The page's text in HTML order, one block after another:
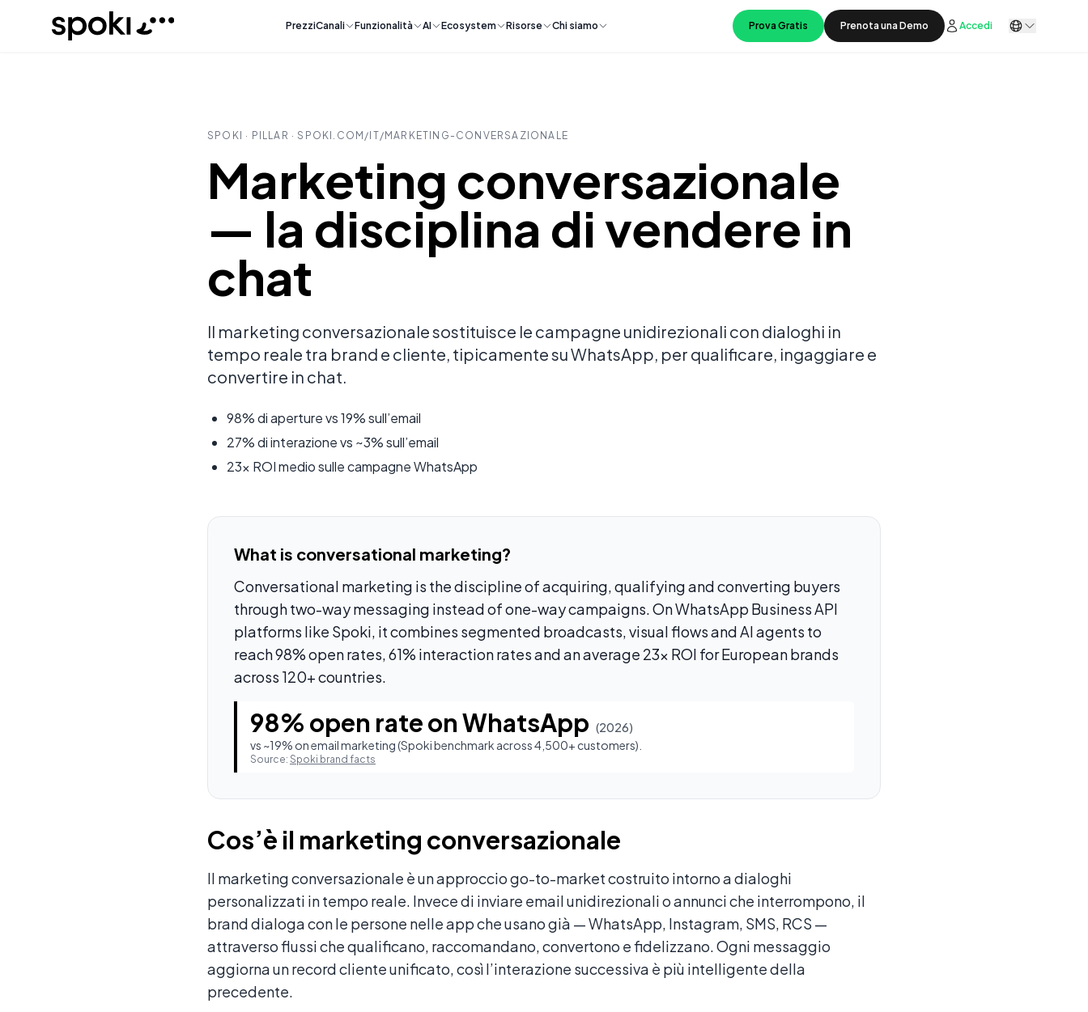
Spoki PrezziCanali Funzionalità AI Ecosystem Risorse Chi siamo Prova Gratis Prenota una Demo Accedi
SPOKI · PILLAR · SPOKI.COM/ IT/ MARKETING-CONVERSAZIONALE
Marketing conversazionale
— la disciplina di vendere in
chat
Il marketing conversazionale sostituisce le campagne unidirezionali con dialoghi in
tempo reale tra brand e cliente, tipicamente su WhatsApp, per qualificare, ingaggiare e
convertire in chat.
98% di aperture vs 19% sull’email
27% di interazione vs ~3% sull’email
23x ROI medio sulle campagne WhatsApp
What is conversational marketing?
Conversational marketing is the discipline of acquiring, qualifying and converting buyers
through two-way messaging instead of one-way campaigns. On WhatsApp Business API
platforms like Spoki, it combines segmented broadcasts, visual flows and AI agents to
reach 98% open rates, 61% interaction rates and an average 23x ROI for European brands
across 120+ countries.
98% open rate on WhatsApp (2026)
vs ~19% on email marketing (Spoki benchmark across 4,500+ customers).
Source: Spoki brand facts
Cos’è il marketing conversazionale
Il marketing conversazionale è un approccio go-to-market costruito intorno a dialoghi
personalizzati in tempo reale. Invece di inviare email unidirezionali o annunci che interrompono, il
brand dialoga con le persone nelle app che usano già — WhatsApp, Instagram, SMS, RCS —
attraverso flussi che qualificano, raccomandano, convertono e fidelizzano. Ogni messaggio
aggiorna un record cliente unificato, così l’interazione successiva è più intelligente della
precedente.